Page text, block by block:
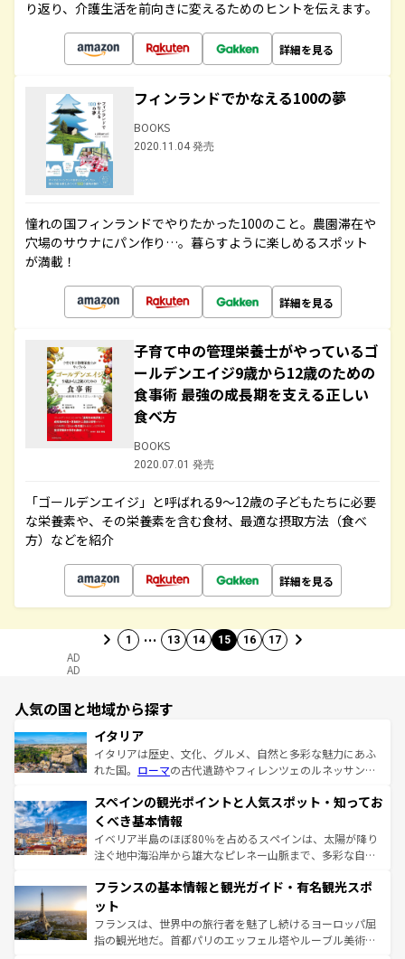
り返り、介護生活を前向きに変えるためのヒントを伝えます。
詳細を見る
フィンランドでかなえる100の夢
BOOKS
2020.11.04 発売
憧れの国フィンランドでやりたかった100のこと。農園滞在や
穴場のサウナにパン作り…。暮らすように楽しめるスポット
が満載！
詳細を見る
子育て中の管理栄養士がやっているゴ
ールデンエイジ9歳から12歳のための
食事術 最強の成長期を支える正しい
食べ方
BOOKS
2020.07.01 発売
「ゴールデンエイジ」と呼ばれる9～12歳の子どもたちに必要
な栄養素や、その栄養素を含む食材、最適な摂取方法（食べ
方）などを紹介
詳細を見る
1 … 13 14 15 16 17
AD
AD
人気の国と地域から探す
イタリア
イタリアは歴史、文化、グルメ、自然と多彩な魅力にあふ
れた国。 ローマの古代遺跡やフィレンツェのルネッサンス
ろん、トスカーナの美しい田園風景やアマルフィ海岸の絶
景など、自然景観も見逃せない。観光の合間には、本場の
ピザやパスタなど、絶品のイタリア料理を堪能することも
できる。朝目覚めてから夜眠るまで、すべての瞬間を楽し
なお、新着のイタリア情報はコンテンツ一覧を参照してほ
しい。
スペインの観光ポイントと人気スポット・知ってお
くべき基本情報
イベリア半島のほぼ80％を占めるスペインは、太陽が降り
注ぐ地中海沿岸から雄大なピレネー山脈まで、多彩な自然
文化が根付くこの国では、情熱的なフラメンコ、熱気あふ
れる闘牛、そして美味しいタパスが生活の一部となってい
る。首都マドリードの洗練された雰囲気や、バルセロナの
アートに溢れた街角から、地方では古代ローマ遺跡や中世
フランスの基本情報と観光ガイド・有名観光スポ
ット
フランスは、世界中の旅行者を魅了し続けるヨーロッパ屈
指の観光地だ。首都パリのエッフェル塔やルーブル美術館